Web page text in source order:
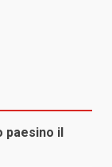
paesino il